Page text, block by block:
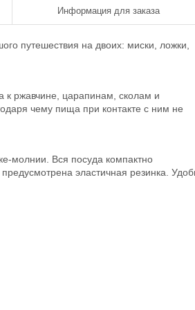
Информация для заказа
путешествия на двоих: миски, ложки,
к ржавчине, царапинам, сколам и
чему пища при контакте с ним не
молнии. Вся посуда компактно
эластичная резинка.